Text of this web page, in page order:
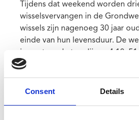
Consent Details
Tijdens dat weekend worden
wisselsvervangen in de
wissels zijn nagenoeg 30 jaar
einde van hun levensduur. De
impact op de tramlijnen 4,10, 51
onderbreking wordt ook gebruik
lijn 82 herstellingen aan de
verhoogde bedding ter hoogte